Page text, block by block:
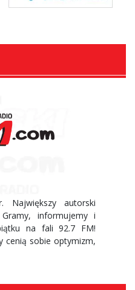
Największy autorski
informujemy i
na fali 92.7 FM!
cenią sobie optymizm,